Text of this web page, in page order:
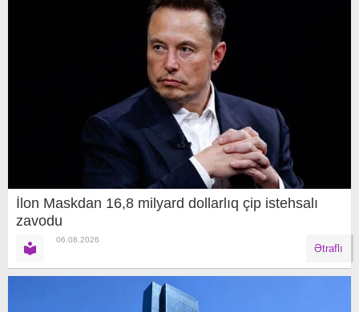
İlon Maskdan 16,8 milyard dollarlıq çip istehsalı
zavodu
06.08.2026
Ətraflı